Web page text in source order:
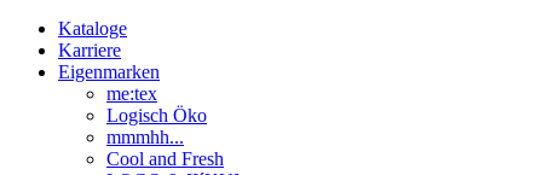
Kataloge
Karriere
Eigenmarken
me:tex
Logisch Öko
mmmhh...
Cool and Fresh